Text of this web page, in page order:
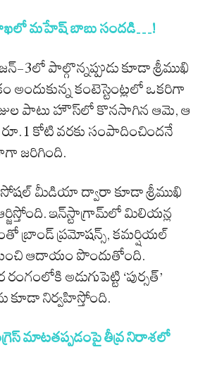
మహేష్ బాబు సందడి…!
3లో పాల్గొన్నప్పుడు కూడా శ్రీముఖి
అందుకున్న కంటెస్టెంట్లలో ఒకరిగా
పాటు హౌస్‌లో కొనసాగిన ఆమె, ఆ
కోటి వరకు సంపాదించిందనే
జరిగింది.
మీడియా ద్వారా కూడా శ్రీముఖి
ఇన్‌స్టాగ్రామ్‌లో మిలియన్ల
బ్రాండ్ ప్రమోషన్స్, కమర్షియల్
ఆదాయం పొందుతోంది.
అడుగుపెట్టి ‘పుర్సత్’
కూడా నిర్వహిస్తోంది.
మాట‌తప్ప‌డంపై తీవ్ర నిరాశ‌లో